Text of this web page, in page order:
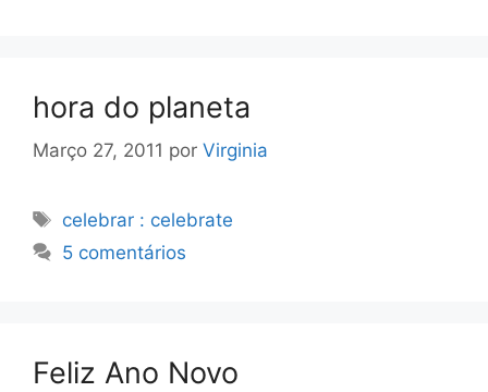
hora do planeta
Março 27, 2011 por Virginia
Etiquetas
celebrar : celebrate
5 comentários
Feliz Ano Novo